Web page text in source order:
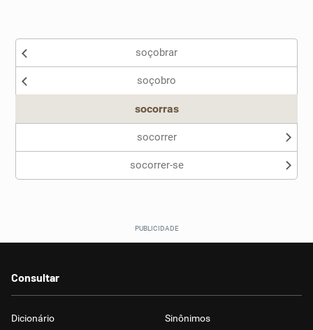
Nenhum dos sinônimos apresentados me ajudou
soçobrar
soçobro
socorras
socorrer
socorrer-se
Consultar
Dicionário Sinônimos